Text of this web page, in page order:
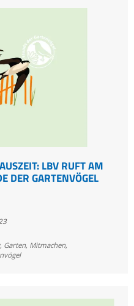
LBV RUFT AM
DER GARTENVÖGEL
, Garten, Mitmachen,